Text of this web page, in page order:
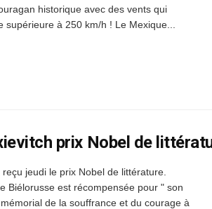
historique avec des vents qui
supérieure à 250 km/h ! Le Mexique...
prix Nobel de
jeudi le prix Nobel de littérature.
Biélorusse est récompensée pour " son
de la souffrance et du courage à